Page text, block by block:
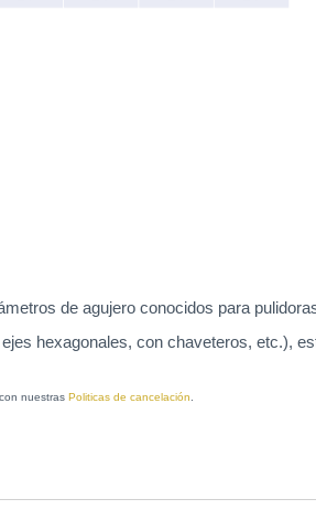
de agujero conocidos para
hexagonales, con chaveteros, etc.),
nuestras Politicas de cancelación